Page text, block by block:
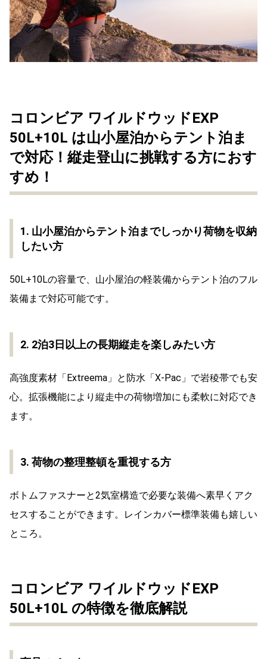
コロンビア ワイルドウッドEXP
50L+10L は山小屋泊からテント泊ま
で対応！縦走登山に挑戦する方におす
すめ！
1. 山小屋泊からテント泊までしっかり荷物を収納
したい方
50L+10Lの容量で、山小屋泊の軽装備からテント泊のフル
装備まで対応可能です。
2. 2泊3日以上の長期縦走を楽しみたい方
高強度素材「Extreema」と防水「X-Pac」で岩稜帯でも安
心。拡張機能により縦走中の荷物増加にも柔軟に対応でき
ます。
3. 荷物の整理整頓を重視する方
ボトムファスナーと2気室構造で必要な装備へ素早くアク
セスすることができます。レインカバー標準装備も嬉しい
ところ。
コロンビア ワイルドウッドEXP
50L+10L の特徴を徹底解説